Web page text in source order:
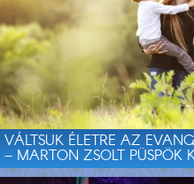
VÁLTSUK ÉLETRE AZ
– MARTON ZSOLT PÜSPÖK